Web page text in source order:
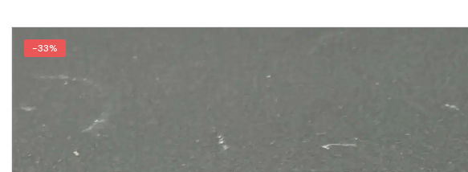
-33%